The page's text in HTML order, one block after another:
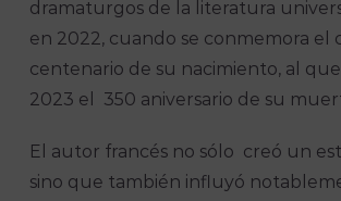
dramaturgos de la literatura
en 2022, cuando se conmemora el
centenario de su nacimiento, al
2023 el 350 aniversario de su
El autor francés no sólo creó un
sino que también influyó